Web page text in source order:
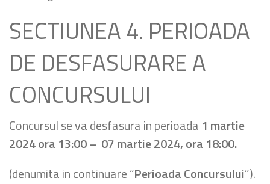
SECTIUNEA 4. PERIOADA
DE DESFASURARE A
CONCURSULUI
Concursul se va desfasura in perioada 1 martie
2024 ora 13:00 – 07 martie 2024, ora 18:00.
(denumita in continuare “Perioada Concursului”).